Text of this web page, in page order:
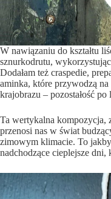
W nawiązaniu do kształtu
sznurkodrutu,
Dodałam też craspedie,
aminka, które przywodzą
krajobrazu – pozostałość po
Ta wertykalna kompozycja,
przenosi nas w świat
zimowym klimacie. To jakby
nadchodzące cieplejsze